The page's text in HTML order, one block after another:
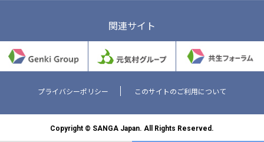
関連サイト
プライバシーポリシー このサイトのご利用について
Copyright © SANGA Japan. All Rights Reserved.